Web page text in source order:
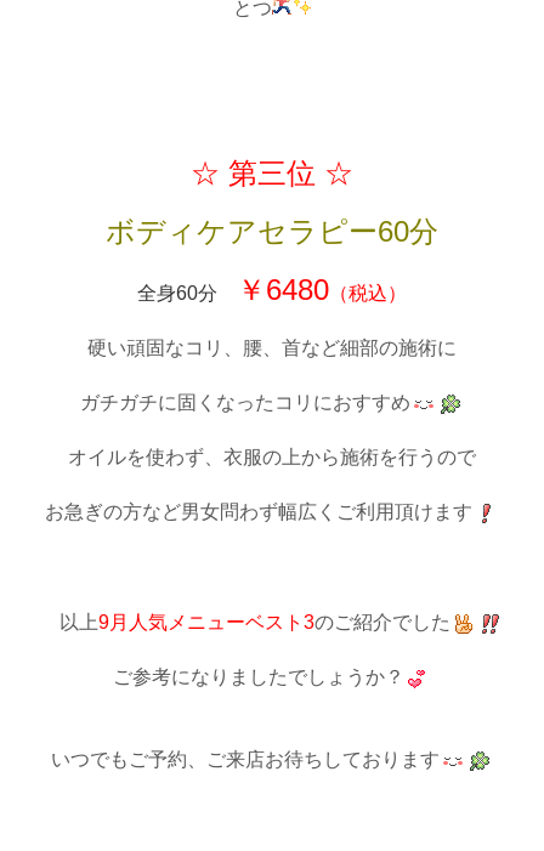
とつ
☆ 第三位 ☆
ボディケアセラピー60分
全身60分 ￥6480 （税込）
硬い頑固なコリ、腰、首など細部の施術に
ガチガチに固くなったコリにおすすめ
オイルを使わず、衣服の上から施術を行うので
お急ぎの方など男女問わず幅広くご利用頂けます
以上9月人気メニューベスト3のご紹介でした
ご参考になりましたでしょうか？
いつでもご予約、ご来店お待ちしております